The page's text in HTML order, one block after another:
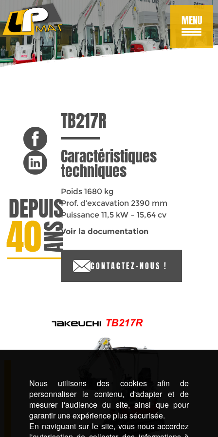
contenu
principal
MENU
TB217R
Caractéristiques
techniques
Poids 1680 kg
Prof. d’excavation 2390 mm
Puissance 11,5 kW – 15,64 cv
Voir la documentation
CONTACTEZ-NOUS !
Nous utilisons des cookies afin de
personnaliser le contenu, d'adapter et de
mesurer l'audience du site, ainsi que pour
garantir une expérience plus sécurisée.
En naviguant sur le site, vous nous accordez